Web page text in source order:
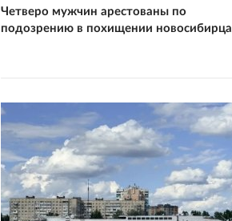
Четверо мужчин арестованы по
подозрению в похищении новосибирца